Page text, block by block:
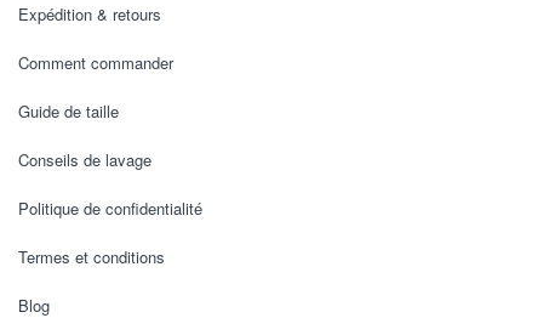
Expédition & retours
Comment commander
Guide de taille
Conseils de lavage
Politique de confidentialité
Termes et conditions
Blog